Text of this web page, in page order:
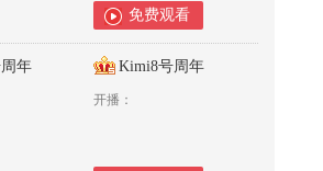
免费观看
Kimi8号周年
开播：